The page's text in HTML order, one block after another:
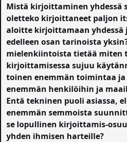
Mistä kirjoittaminen yhdessä
oletteko kirjoittaneet paljon
aloitte kirjoittamaan
edelleen osan tarinoista
mielenkiintoista tietää miten
kirjoittamisessa sujuu
toinen enemmän toimintaa
enemmän henkilöihin ja
Entä tekninen puoli asiassa,
enemmän semmoista
se lopullinen kirjoittamis-
yhden ihmisen harteille?